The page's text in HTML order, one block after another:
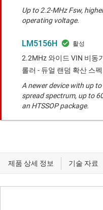
Up to 2.2-MHz Fsw,
operating voltage.
LM5156H
2.2MHz 와이드 VIN 비동
롤러 - 듀얼 랜덤 확산 스
A newer device with up
spread spectrum, up to
an HTSSOP package.